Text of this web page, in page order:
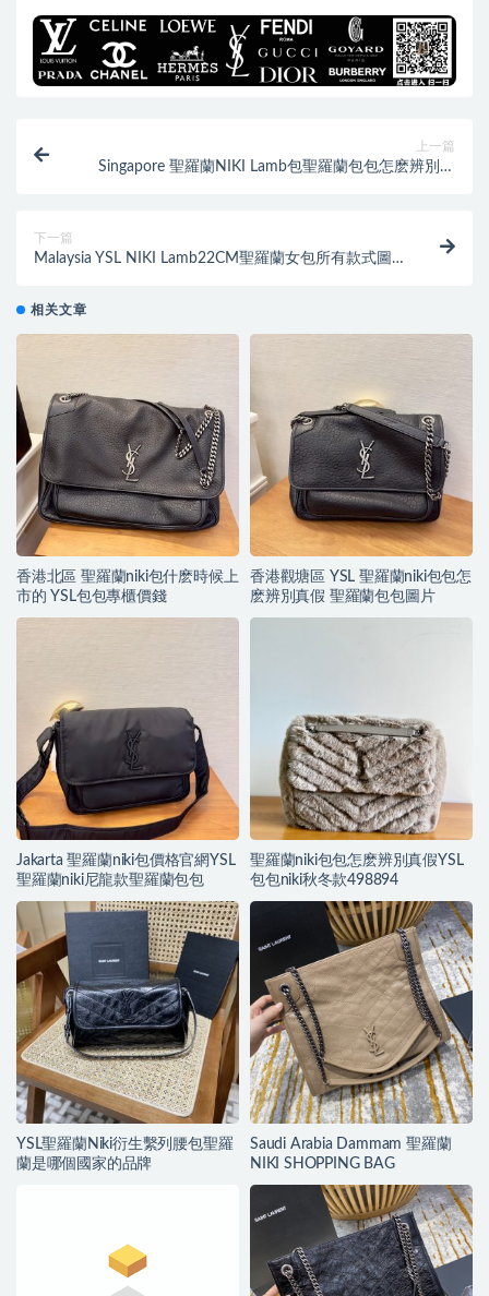
上一篇
Singapore 聖羅蘭NIKI Lamb包聖羅蘭包包怎麽辨別真
下一篇
Malaysia YSL NIKI Lamb22CM聖羅蘭女包所有款式圖
相关文章
香港北區 聖羅蘭niki包什麽時候上
市的 YSL包包專櫃價錢
香港觀塘區 YSL 聖羅蘭niki包包怎
麽辨別真假 聖羅蘭包包圖片
Jakarta 聖羅蘭niki包價格官網YSL
聖羅蘭niki尼龍款聖羅蘭包包
聖羅蘭niki包包怎麽辨別真假YSL
包包niki秋冬款498894
YSL聖羅蘭Niki衍生繫列腰包聖羅
蘭是哪個國家的品牌
Saudi Arabia Dammam 聖羅蘭
NIKI SHOPPING BAG